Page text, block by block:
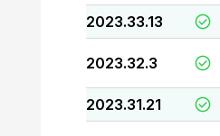
2023.33.13
2023.32.3
2023.31.21